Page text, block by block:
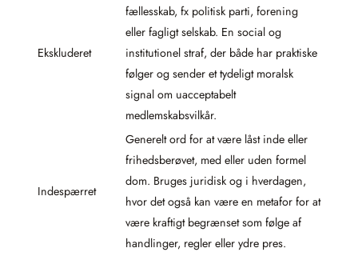
Ekskluderet
fællesskab, fx politisk parti, forening
eller fagligt selskab. En social og
institutionel straf, der både har praktiske
følger og sender et tydeligt moralsk
signal om uacceptabelt
medlemskabsvilkår.
Indespærret
Generelt ord for at være låst inde eller
frihedsberøvet, med eller uden formel
dom. Bruges juridisk og i hverdagen,
hvor det også kan være en metafor for at
være kraftigt begrænset som følge af
handlinger, regler eller ydre pres.